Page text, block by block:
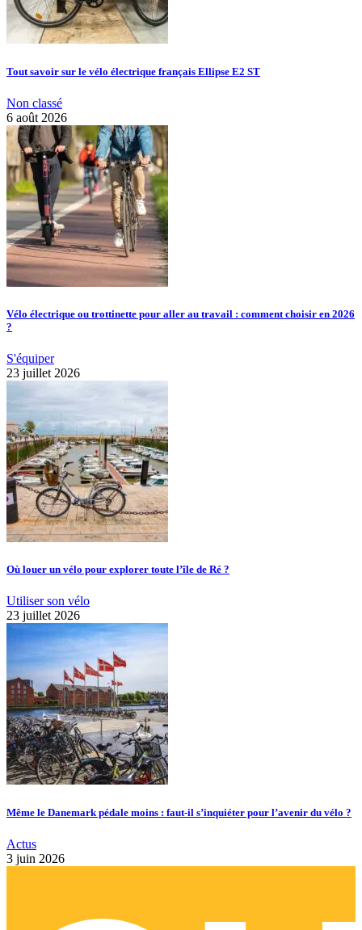
Tout savoir sur le vélo électrique français Ellipse E2 ST
Non classé
6 août 2026
Vélo électrique ou trottinette pour aller au travail : comment choisir en 2026
?
S'équiper
23 juillet 2026
Où louer un vélo pour explorer toute l’île de Ré ?
Utiliser son vélo
23 juillet 2026
Même le Danemark pédale moins : faut-il s’inquiéter pour l’avenir du vélo ?
Actus
3 juin 2026